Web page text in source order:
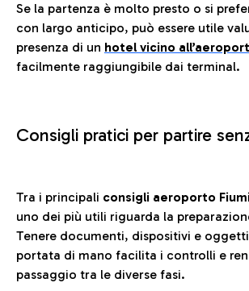
Se la partenza è molto presto o si
con largo anticipo, può essere utile
presenza di un hotel vicino
facilmente raggiungibile dai terminal.
Consigli pratici per partire
Tra i principali consigli aeroporto
uno dei più utili riguarda la
Tenere documenti, dispositivi e oggetti
portata di mano facilita i controlli e
passaggio tra le diverse fasi.